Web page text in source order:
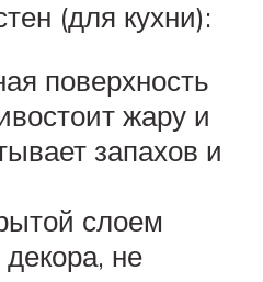
(для кухни):
поверхность
жару и
запахов и
слоем
декора, не